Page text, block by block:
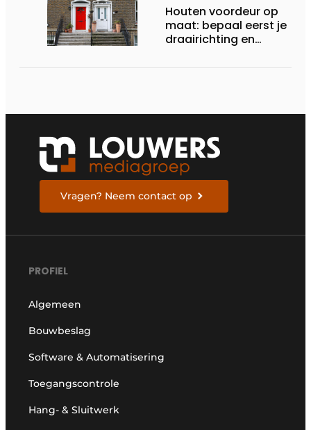
Houten voordeur op
maat: bepaal eerst je
draairichting en
Vragen? Neem contact op
PROFIEL
Algemeen
Bouwbeslag
Software & Automatisering
Toegangscontrole
Hang- & Sluitwerk